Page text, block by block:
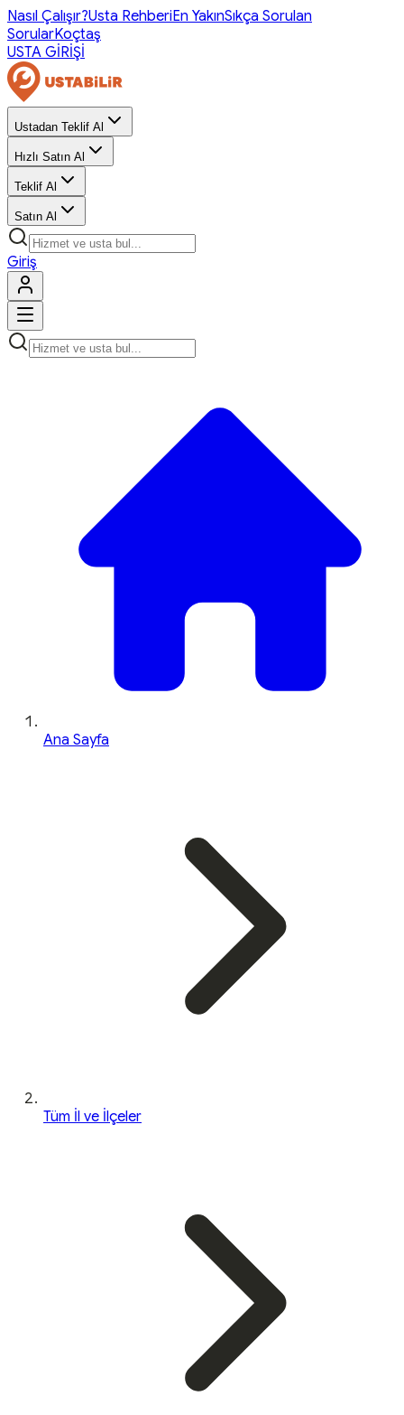
Nasıl Çalışır?Usta RehberiEn YakınSıkça Sorulan
SorularKoçtaş
USTA GİRİŞİ
Ustadan Teklif Al
Hızlı Satın Al
Teklif Al
Satın Al
Giriş
Ana Sayfa
Tüm İl ve İlçeler